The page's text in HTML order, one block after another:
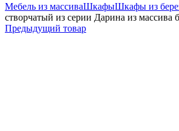
Мебель из массиваШкафыШкафы из
створчатый из серии Дарина из массива
Предыдущий товар